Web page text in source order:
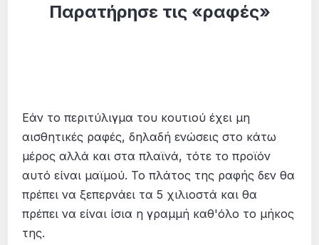
Παρατήρησε τις «ραφές»
Εάν το περιτύλιγμα του κουτιού έχει μη
αισθητικές ραφές, δηλαδή ενώσεις στο κάτω
μέρος αλλά και στα πλαϊνά, τότε το προϊόν
αυτό είναι μαϊμού. Το πλάτος της ραφής δεν θα
πρέπει να ξεπερνάει τα 5 χιλιοστά και θα
πρέπει να είναι ίσια η γραμμή καθ'όλο το μήκος
της.